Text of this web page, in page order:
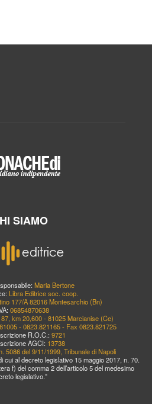
SIAMO
Maria Bertone
Libra Editrice soc. coop.
177/A 82016 Montesarchio (Bn)
06854870638
km 20,600 - 81025 Marcianise (Ce)
- 0823.821165 - Fax 0823.821725
R.O.C.: 9721
AGCI: 13738
5086 del 9/11/1999, Tribunale di Napoli
cui al decreto legislativo 15 maggio 2017, n. 70.
f) del comma 2 dell’articolo 5 del medesimo
legislativo.”